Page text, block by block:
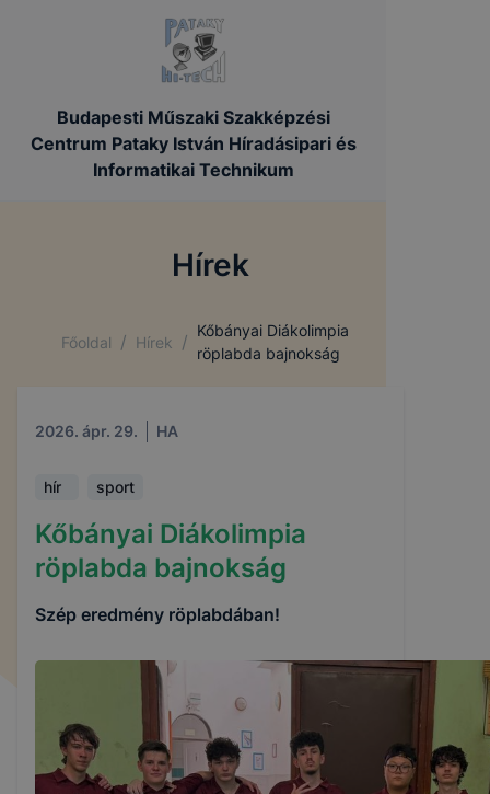
Budapesti Műszaki Szakképzési
Centrum Pataky István Híradásipari és
Informatikai Technikum
Hírek
Főoldal / Hírek /
Kőbányai Diákolimpia
röplabda bajnokság
2026. ápr. 29. HA
hír sport
Kőbányai Diákolimpia
röplabda bajnokság
Szép eredmény röplabdában!